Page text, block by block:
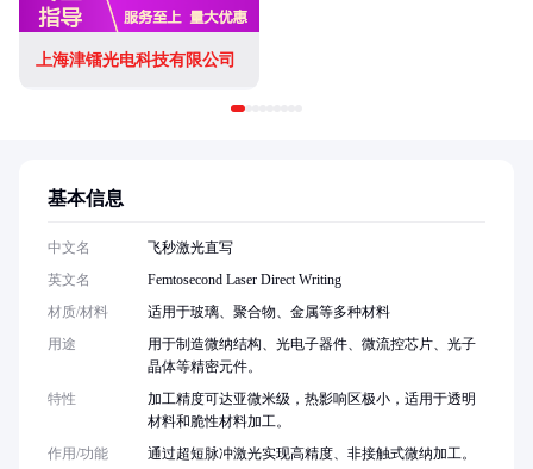
上海津镭光电科技有限公司
基本信息
中文名
飞秒激光直写
英文名
Femtosecond Laser Direct Writing
材质/材料
适用于玻璃、聚合物、金属等多种材料
用途
用于制造微纳结构、光电子器件、微流控芯片、光子
晶体等精密元件。
特性
加工精度可达亚微米级，热影响区极小，适用于透明
材料和脆性材料加工。
作用/功能
通过超短脉冲激光实现高精度、非接触式微纳加工。